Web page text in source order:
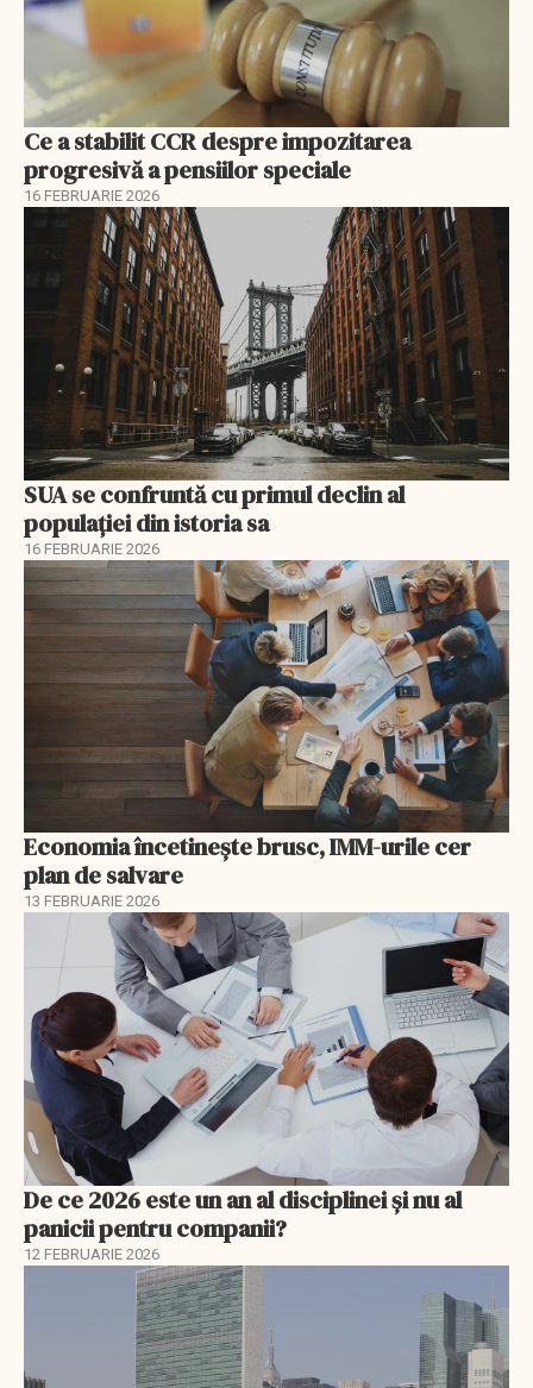
Ce a stabilit CCR despre impozitarea
progresivă a pensiilor speciale
16 FEBRUARIE 2026
SUA se confruntă cu primul declin al
populației din istoria sa
16 FEBRUARIE 2026
Economia încetinește brusc, IMM-urile cer
plan de salvare
13 FEBRUARIE 2026
De ce 2026 este un an al disciplinei și nu al
panicii pentru companii?
12 FEBRUARIE 2026